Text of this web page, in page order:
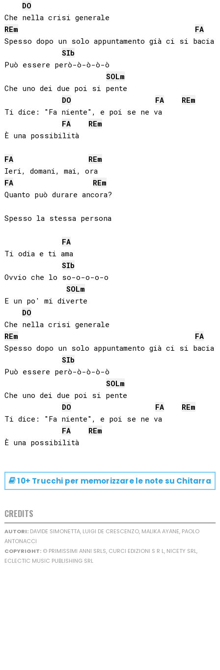
DO
REm
FA
Spesso dopo un solo appuntamento già ci si bacia
SIb
Può essere però-ò-ò-ò-ò
SOLm
Che uno dei due poi si pente
DO
FA REm
Ti dice: "Fa niente", e poi se ne va
FA
REm
È una possibilità
FA REm
Ieri, domani, mai, ora
FA
REm
Quanto può durare ancora?
Spesso la stessa persona
FA
Ti odia e ti ama
SIb
Ovvio che lo so-o-o-o-o
SOLm
E un po' mi diverte
DO
REm
FA
Spesso dopo un solo appuntamento già ci si bacia
SIb
Può essere però-ò-ò-ò-ò
SOLm
Che uno dei due poi si pente
DO
FA REm
Ti dice: "Fa niente", e poi se ne va
FA
REm
È una possibilità
10+ Trucchi per memorizzare le note su Chitarra
CREDITS
AUTORI:DAVIDE SIMONETTA, LUIGI DE CRESCENZO, MALIKA AYANE, PAOLO
ANTONACCI
COPYRIGHT:© PRIMISSIMI ANNI SRLS, CURCI EDIZIONI S R L, NICETY SRL,
ECLECTIC MUSIC PUBLISHING SRL